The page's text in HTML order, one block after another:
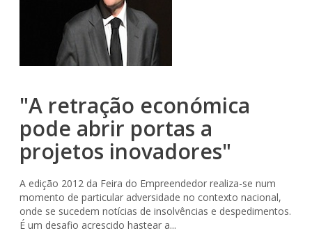
"A retração económica
pode abrir portas a
projetos inovadores"
A edição 2012 da Feira do Empreendedor realiza-se num
momento de particular adversidade no contexto nacional,
onde se sucedem notícias de insolvências e despedimentos.
É um desafio acrescido hastear a...